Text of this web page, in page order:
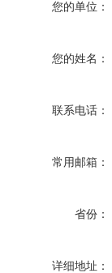
您的单位：
您的姓名：
联系电话：
常用邮箱：
省份：
详细地址：